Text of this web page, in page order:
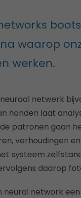
waarop
werken.
netwerk
honden laat
patronen gaan
verhoudingen en
systeem
daarop
neural network